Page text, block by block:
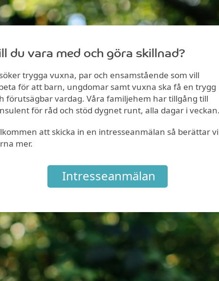
du vara med och göra skillnad?
trygga vuxna, par och ensamstående som vill
för att barn, ungdomar samt vuxna ska få en trygg
förutsägbar vardag. Våra familjehem har tillgång till
för råd och stöd dygnet runt, alla dagar i
att skicka in en intresseanmälan så berättar vi
mer.
Intresseanmälan